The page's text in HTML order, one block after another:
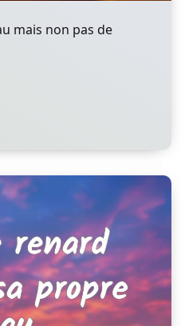
mais non pas de